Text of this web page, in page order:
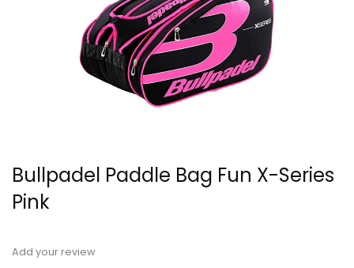
Bullpadel Paddle Bag Fun X-Series
Pink
Add your review